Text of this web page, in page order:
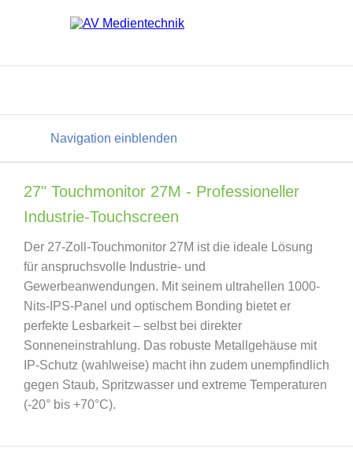
Navigation einblenden
27" Touchmonitor 27M - Professioneller
Industrie-Touchscreen
Der 27-Zoll-Touchmonitor 27M ist die ideale Lösung
für anspruchsvolle Industrie- und
Gewerbeanwendungen. Mit seinem ultrahellen 1000-
Nits-IPS-Panel und optischem Bonding bietet er
perfekte Lesbarkeit – selbst bei direkter
Sonneneinstrahlung. Das robuste Metallgehäuse mit
IP-Schutz (wahlweise) macht ihn zudem unempfindlich
gegen Staub, Spritzwasser und extreme Temperaturen
(-20° bis +70°C).